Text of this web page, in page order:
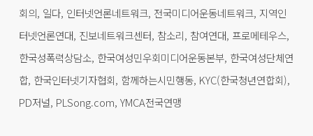
회의, 일다, 인터넷언론네트워크, 전국미디어운동네트워크, 지역인
터넷언론연대, 진보네트워크센터, 참소리, 참여연대, 프로메테우스,
한국성폭력상담소, 한국여성민우회미디어운동본부, 한국여성단체연
합, 한국인터넷기자협회, 함께하는시민행동, KYC(한국청년연합회),
PD저널, PLSong.com, YMCA전국연맹